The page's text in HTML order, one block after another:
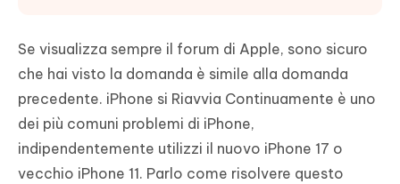
Se visualizza sempre il forum di Apple, sono sicuro
che hai visto la domanda è simile alla domanda
precedente. iPhone si Riavvia Continuamente è uno
dei più comuni problemi di iPhone,
indipendentemente utilizzi il nuovo iPhone 17 o
vecchio iPhone 11. Parlo come risolvere questo